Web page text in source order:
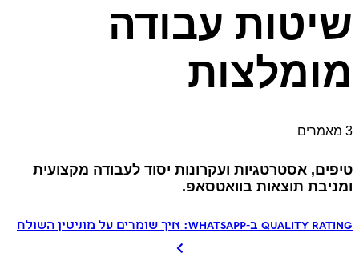
שיטות עבודה
מומלצות
3 מאמרים
טיפים, אסטרטגיות ועקרונות יסוד לעבודה מקצועית
ומניבת תוצאות בוואטסאפ.
Quality Rating ב‑WhatsApp: איך שומרים על מוניטין השולח